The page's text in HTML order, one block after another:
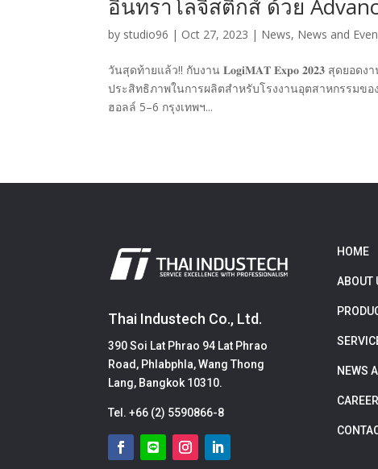
อินทราโลจิสติกส์ ด้วย
by studio96 | Oct 27, 2023 | News, News and
วันสุดท้ายแล้ว!! กับงาน 𝐋𝐨𝐠𝐢𝐌𝐀𝐓 𝐄𝐱𝐩𝐨 𝟐𝟎𝟐𝟑 สุดยอด
ประสิทธิภาพในการผลิตสำหรับโรงงานอุตสาหกรรมข
ฮอลล์ 5–6 กรุงเทพฯ...
Thai Industech Co., Ltd.
390 Soi Lat Phrao 94 Lat Phrao
Road, Phlabphla, Wang Thong
Lang, Bangkok 10310.
Tel.+66 (2) 5590866-8
HOME
ABOUT
NEWS
CAREER